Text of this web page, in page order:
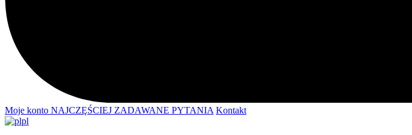
Moje konto NAJCZĘŚCIEJ ZADAWANE PYTANIA Kontakt
pl